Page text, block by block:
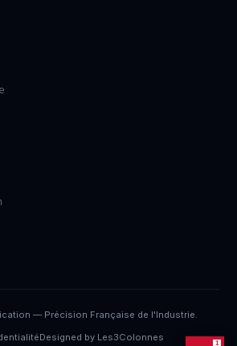
— Précision Française de l'Industrie.
Designed by Les3Colonnes
1